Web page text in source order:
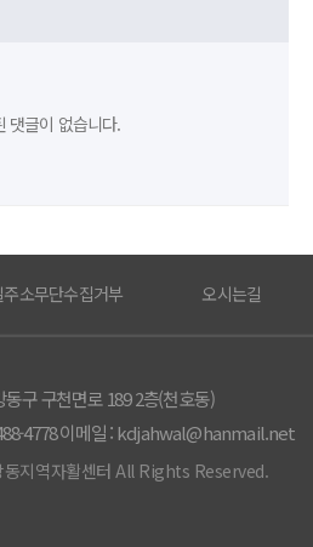
댓글이 없습니다.
주소무단수집거부 오시는길
구 구천면로 189 2층(천호동)
4778이메일 :kdjahwal@hanmail.net
지역자활센터 All Rights Reserved.